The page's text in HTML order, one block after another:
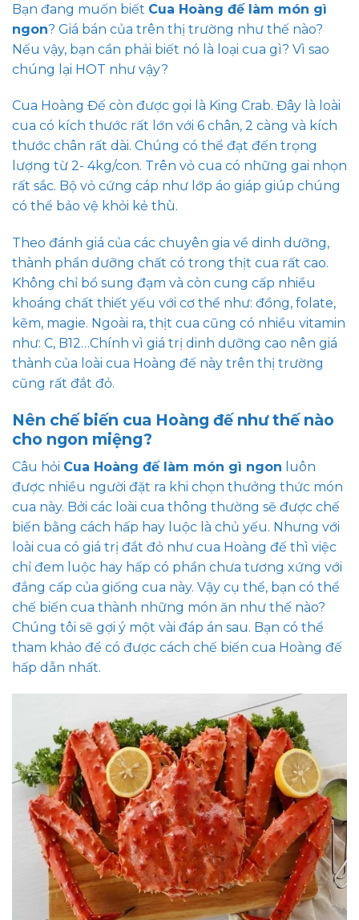
Bạn đang muốn biết Cua Hoàng đế làm món gì
ngon? Giá bán của trên thị trường như thế nào?
Nếu vậy, bạn cần phải biết nó là loại cua gì? Vì sao
chúng lại HOT như vậy?
Cua Hoàng Đế còn được gọi là King Crab. Đây là loài
cua có kích thước rất lớn với 6 chân, 2 càng và kích
thước chân rất dài. Chúng có thể đạt đến trọng
lượng từ 2- 4kg/con. Trên vỏ cua có những gai nhọn
rất sắc. Bộ vỏ cứng cáp như lớp áo giáp giúp chúng
có thể bảo vệ khỏi kẻ thù.
Theo đánh giá của các chuyên gia về dinh dưỡng,
thành phẩn dưỡng chất có trong thịt cua rất cao.
Không chỉ bổ sung đạm và còn cung cấp nhiều
khoáng chất thiết yếu với cơ thể như: đồng, folate,
kẽm, magie. Ngoài ra, thịt cua cũng có nhiều vitamin
như: C, B12…Chính vì giá trị dinh dưỡng cao nên giá
thành của loài cua Hoàng đế này trên thị trường
cũng rất đắt đỏ.
Nên chế biến cua Hoàng đế như thế nào
cho ngon miệng?
Câu hỏi Cua Hoàng đế làm món gì ngon luôn
được nhiều người đặt ra khi chọn thưởng thức món
cua này. Bởi các loài cua thông thường sẽ được chế
biến bằng cách hấp hay luộc là chủ yếu. Nhưng với
loài cua có giá trị đắt đỏ như cua Hoàng đế thì việc
chỉ đem luộc hay hấp có phần chưa tương xứng với
đẳng cấp của giống cua này. Vậy cụ thể, bạn có thể
chế biến cua thành những món ăn như thế nào?
Chúng tôi sẽ gợi ý một vài đáp án sau. Bạn có thể
tham khảo để có được cách chế biến cua Hoàng đế
hấp dẫn nhất.